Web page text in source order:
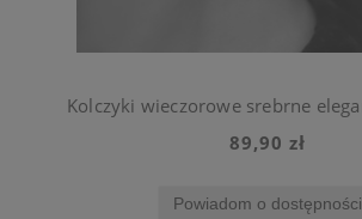
89,90 zł
Powiadom o dostępności